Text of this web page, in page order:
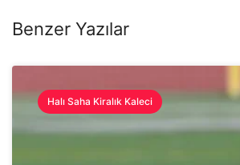
Benzer Yazılar
Halı Saha Kiralık Kaleci